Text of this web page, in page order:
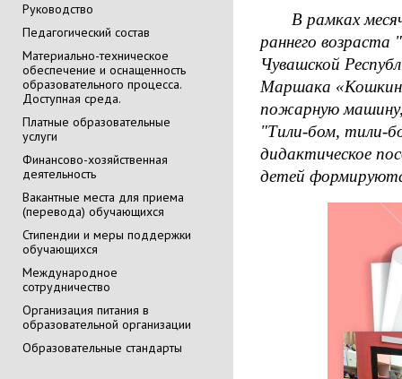
Руководство
Педагогический состав
Материально-техническое
обеспечение и оснащенность
образовательного процесса.
Доступная среда.
Платные образовательные
услуги
Финансово-хозяйственная
деятельность
Вакантные места для приема
(перевода) обучающихся
Стипендии и меры поддержки
обучающихся
Международное
сотрудничество
Организация питания в
образовательной организации
Образовательные стандарты
В рамках
раннего
Чувашской
Маршака «Кошкин
пожарную
"Тили-бом, тили-
дидактическое
детей